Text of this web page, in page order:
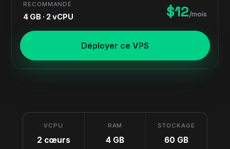
RECOMMANDÉ
4 GB · 2 vCPU $12/mois
Déployer ce VPS
VCPU
2 cœurs
RAM
4 GB
STOCKAGE
60 GB